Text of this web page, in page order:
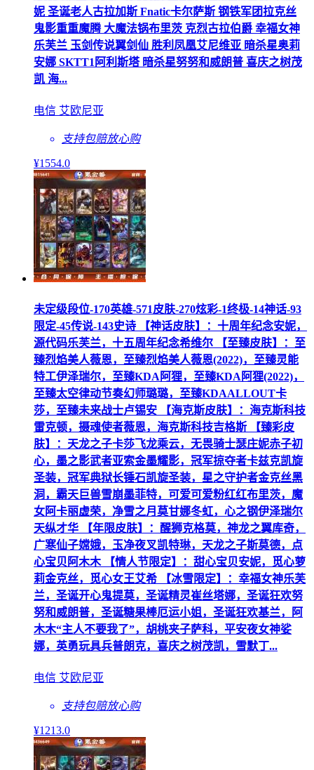
妮 圣诞老人古拉加斯 Fnatic卡尔萨斯 钢铁军团拉克丝
鬼影重重魔腾 大魔法锅布里茨 克烈古拉伯爵 幸福女神
乐芙兰 玉剑传说翼剑仙 胜利凤凰艾尼维亚 暗杀星奥莉
安娜 SKTT1阿利斯塔 暗杀星努努和威朗普 喜庆之树茂
凯 海...
电信 艾欧尼亚
支持包赔放心购
¥1554.0
未定级段位-170英雄-571皮肤-270炫彩-1终极-14神话-93
限定-45传说-143史诗 【神话皮肤】：十周年纪念安妮，
源代码乐芙兰，十五周年纪念希维尔 【至臻皮肤】：至
臻烈焰美人薇恩，至臻烈焰美人薇恩(2022)，至臻灵能
特工伊泽瑞尔，至臻KDA阿狸，至臻KDA阿狸(2022)，
至臻太空律动节奏幻师璐璐，至臻KDAALLOUT卡
莎，至臻未来战士卢锡安 【海克斯皮肤】：海克斯科技
雷克顿，摄魂使者薇恩，海克斯科技吉格斯 【臻彩皮
肤】：天龙之子卡莎飞龙乘云，无畏骑士瑟庄妮赤子初
心，墨之影武者亚索金墨耀影，冠军掠夺者卡兹克凯旋
圣装，冠军典狱长锤石凯旋圣装，星之守护者金克丝黑
洞，霸天巨兽雪崩墨菲特，可爱可爱粉红红布里茨，魔
女阿卡丽虚荣，净雪之月莫甘娜冬虹，心之钢伊泽瑞尔
天纵才华 【年限皮肤】：醒狮克格莫，神龙之翼库奇，
广寒仙子嫦娥，玉净夜叉凯特琳，天龙之子斯莫德，点
心宝贝阿木木 【情人节限定】：甜心宝贝安妮，觅心萝
莉金克丝，觅心女王艾希 【冰雪限定】：幸福女神乐芙
兰，圣诞开心鬼提莫，圣诞精灵崔丝塔娜，圣诞狂欢努
努和威朗普，圣诞糖果棒厄运小姐，圣诞狂欢基兰，阿
木木“主人不要我了”，胡桃夹子萨科，平安夜女神娑
娜，英勇玩具兵普朗克，喜庆之树茂凯，雪默丁...
电信 艾欧尼亚
支持包赔放心购
¥1213.0